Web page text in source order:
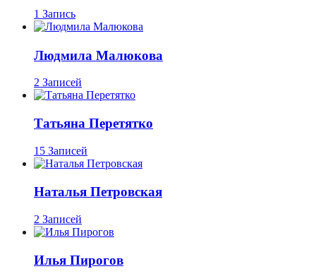
1 Запись
Людмила Малюкова
2 Записей
Татьяна Перетятко
15 Записей
Наталья Петровская
2 Записей
Илья Пирогов